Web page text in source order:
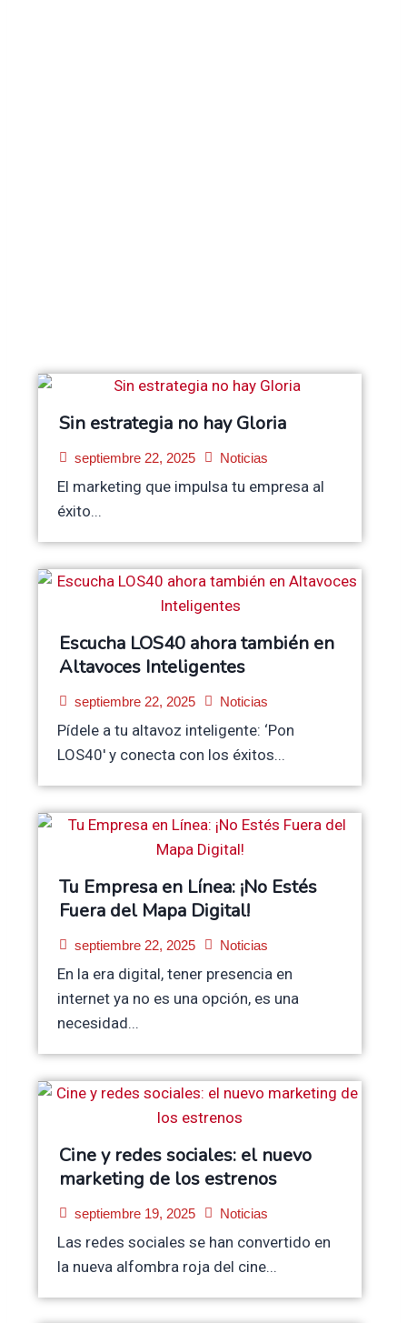
Sin estrategia no hay Gloria
septiembre 22, 2025 Noticias
El marketing que impulsa tu empresa al
éxito...
Escucha LOS40 ahora también en
Altavoces Inteligentes
septiembre 22, 2025 Noticias
Pídele a tu altavoz inteligente: ‘Pon
LOS40′ y conecta con los éxitos...
Tu Empresa en Línea: ¡No Estés
Fuera del Mapa Digital!
septiembre 22, 2025 Noticias
En la era digital, tener presencia en
internet ya no es una opción, es una
necesidad...
Cine y redes sociales: el nuevo
marketing de los estrenos
septiembre 19, 2025 Noticias
Las redes sociales se han convertido en
la nueva alfombra roja del cine...